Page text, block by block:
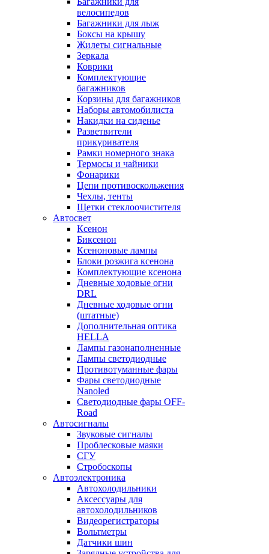
велосипедов
Багажники для лыж
Боксы на крышу
Жилеты сигнальные
Зеркала
Коврики
Комплектующие
багажников
Корзины для багажников
Наборы автомобилиста
Накидки на сиденье
Разветвители
прикуривателя
Рамки номерного знака
Термосы и чайники
Фонарики
Цепи противоскольжения
Чехлы, тенты
Щетки стеклоочистителя
Автосвет
Ксенон
Биксенон
Ксеноновые лампы
Блоки розжига ксенона
Комплектующие ксенона
Дневные ходовые огни
DRL
Дневные ходовые огни
(штатные)
Дополнительная оптика
HELLA
Лампы газонаполненные
Лампы светодиодные
Противотуманные фары
Фары светодиодные
Nanoled
Светодиодные фары OFF-
Road
Автосигналы
Звуковые сигналы
Проблесковые маяки
СГУ
Стробоскопы
Автоэлектроника
Автохолодильники
Аксессуары для
автохолодильников
Видеорегистраторы
Вольтметры
Датчики шин